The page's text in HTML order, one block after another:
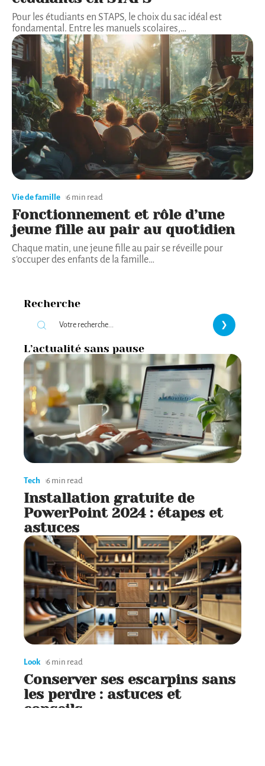
Pour les étudiants en STAPS, le choix du sac idéal est
fondamental. Entre les manuels scolaires,…
Vie de famille 6 min read
Fonctionnement et rôle d’une
jeune fille au pair au quotidien
Chaque matin, une jeune fille au pair se réveille pour
s’occuper des enfants de la famille…
Recherche
L’actualité sans pause
Tech 6 min read
Installation gratuite de
PowerPoint 2024 : étapes et
astuces
Look 6 min read
Conserver ses escarpins sans
les perdre : astuces et
conseils